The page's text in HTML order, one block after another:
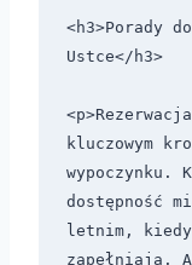
<h3>Porady
Ustce</h3>
kluczowym
wypoczynku.
dostępność
letnim,
zapełniają.